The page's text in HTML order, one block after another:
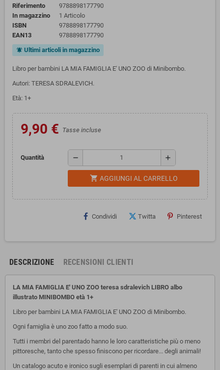
Riferimento
9788898177790
In magazzino
1 Articolo
ISBN
9788898177790
EAN13
9788898177790
notifications_active Ultimi articoli in magazzino
Libro per bambini LA MIA FAMIGLIA E' UNO ZOO di Minibombo.
Autori: TERESA SDRALEVICH.
Età: 1+
9,90 € Tasse incluse
Quantità remove add
shopping_cart AGGIUNGI AL CARRELLO
Condividi Twitta Pinterest
DESCRIZIONE RECENSIONI CLIENTI
LA MIA FAMIGLIA E' UNO ZOO teresa sdralevich LIBRO albo
illustrato MINIBOMBO età 1+
Libro per bambini LA MIA FAMIGLIA E' UNO ZOO di Minibombo.
Ogni famiglia è uno zoo fatto a modo suo.
Tutti i membri del parentado hanno le loro caratteristiche più o meno
pittoresche, tanto che spesso finiscono per ricordare... degli animali!
Un catalogo acuto e ironico sugli esemplari di parenti in cui almeno